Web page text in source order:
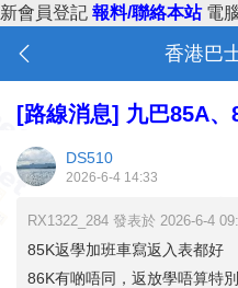
新會員登記 報料/聯絡本站 電
香港巴
[路線消息] 九巴85A
DS510
2026-6-4 14:33
RX1322_284 發表於 2026-6-4
85K返學加班車寫返入表都好
86K有啲唔同，返放學唔算特